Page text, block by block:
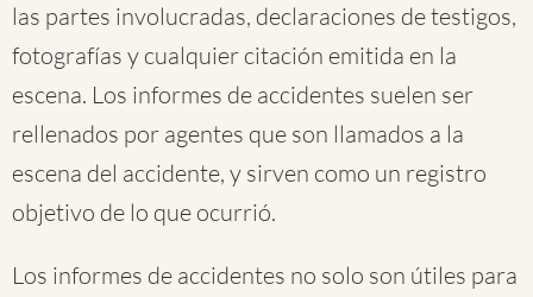
las partes involucradas, declaraciones de testigos,
fotografías y cualquier citación emitida en la
escena. Los informes de accidentes suelen ser
rellenados por agentes que son llamados a la
escena del accidente, y sirven como un registro
objetivo de lo que ocurrió.
Los informes de accidentes no solo son útiles para